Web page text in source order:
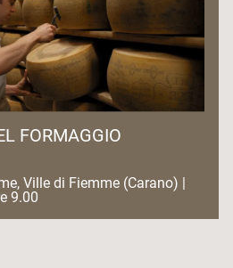
FORMAGGIO
Ville di Fiemme (Carano) |
9.00